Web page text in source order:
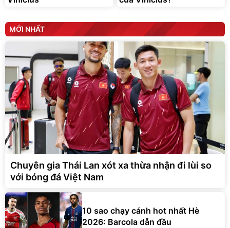
MỚI NHẤT
Chuyên gia Thái Lan xót xa thừa nhận đi lùi so
với bóng đá Việt Nam
10 sao chạy cánh hot nhất Hè
2026: Barcola dẫn đầu